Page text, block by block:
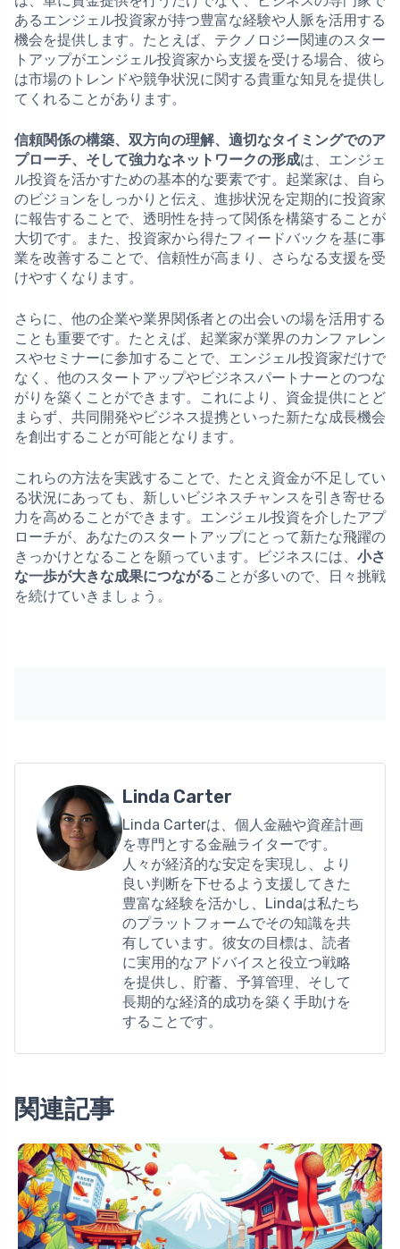
あるエンジェル投資家が持つ豊富な経験や人脈を活用する
機会を提供します。たとえば、テクノロジー関連のスター
トアップがエンジェル投資家から支援を受ける場合、彼ら
は市場のトレンドや競争状況に関する貴重な知見を提供し
てくれることがあります。
信頼関係の構築、双方向の理解、適切なタイミングでのア
プローチ、そして強力なネットワークの形成は、エンジェ
ル投資を活かすための基本的な要素です。起業家は、自ら
のビジョンをしっかりと伝え、進捗状況を定期的に投資家
に報告することで、透明性を持って関係を構築することが
大切です。また、投資家から得たフィードバックを基に事
業を改善することで、信頼性が高まり、さらなる支援を受
けやすくなります。
さらに、他の企業や業界関係者との出会いの場を活用する
ことも重要です。たとえば、起業家が業界のカンファレン
スやセミナーに参加することで、エンジェル投資家だけで
なく、他のスタートアップやビジネスパートナーとのつな
がりを築くことができます。これにより、資金提供にとど
まらず、共同開発やビジネス提携といった新たな成長機会
を創出することが可能となります。
これらの方法を実践することで、たとえ資金が不足してい
る状況にあっても、新しいビジネスチャンスを引き寄せる
力を高めることができます。エンジェル投資を介したアプ
ローチが、あなたのスタートアップにとって新たな飛躍の
きっかけとなることを願っています。ビジネスには、 小さ
な一歩が大きな成果につながることが多いので、日々挑戦
を続けていきましょう。
Linda Carter
Linda Carterは、個人金融や資産計画
を専門とする金融ライターです。
人々が経済的な安定を実現し、より
良い判断を下せるよう支援してきた
豊富な経験を活かし、Lindaは私たち
のプラットフォームでその知識を共
有しています。彼女の目標は、読者
に実用的なアドバイスと役立つ戦略
を提供し、貯蓄、予算管理、そして
長期的な経済的成功を築く手助けを
することです。
関連記事